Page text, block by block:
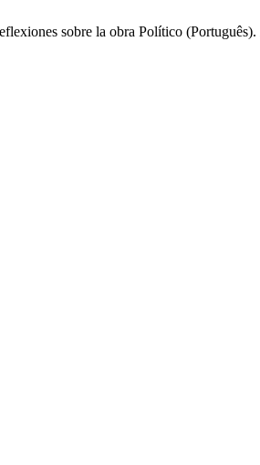
sobre la obra Político (Português).